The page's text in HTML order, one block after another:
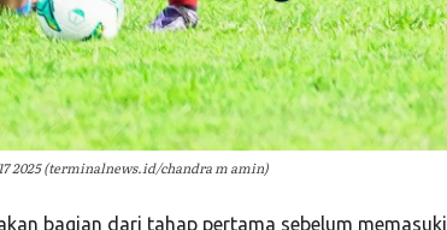
2025 (terminalnews.id/chandra m amin)
bagian dari tahap pertama sebelum memasuki